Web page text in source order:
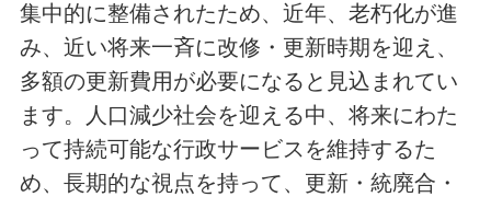
集中的に整備されたため、近年、老朽化が進
み、近い将来一斉に改修・更新時期を迎え、
多額の更新費用が必要になると見込まれてい
ます。人口減少社会を迎える中、将来にわた
って持続可能な行政サービスを維持するた
め、長期的な視点を持って、更新・統廃合・